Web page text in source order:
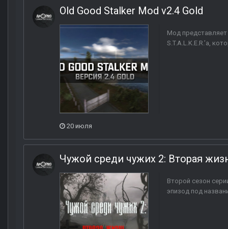
Old Good Stalker Mod v2.4 Gold
Мод
S.T.A.L.K.E.R.’а,
20 июля
Чужой среди чужих 2: Вторая
Второй сезон
эпизод под